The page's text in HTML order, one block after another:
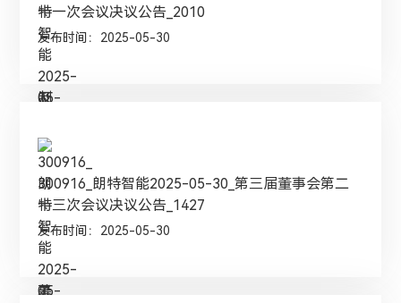
十一次会议决议公告_2010
发布时间：2025-05-30
300916_朗特智能2025-05-30_第三届董事会第二
十三次会议决议公告_1427
发布时间：2025-05-30